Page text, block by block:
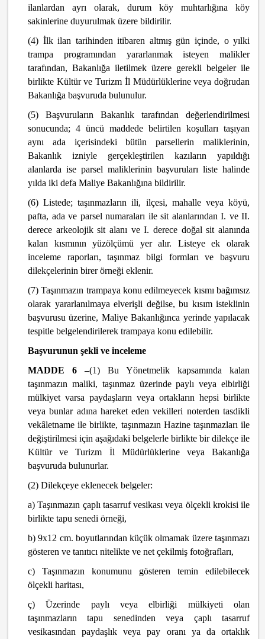
ilanlardan ayrı olarak, durum köy muhtarlığına köy
sakinlerine duyurulmak üzere bildirilir.
(4) İlk ilan tarihinden itibaren altmış gün içinde, o yılki
trampa programından yararlanmak isteyen malikler
tarafından, Bakanlığa iletilmek üzere gerekli belgeler ile
birlikte Kültür ve Turizm İl Müdürlüklerine veya doğrudan
Bakanlığa başvuruda bulunulur.
(5) Başvuruların Bakanlık tarafından değerlendirilmesi
sonucunda; 4 üncü maddede belirtilen koşulları taşıyan
aynı ada içerisindeki bütün parsellerin maliklerinin,
Bakanlık izniyle gerçekleştirilen kazıların yapıldığı
alanlarda ise parsel maliklerinin başvuruları liste halinde
yılda iki defa Maliye Bakanlığına bildirilir.
(6) Listede; taşınmazların ili, ilçesi, mahalle veya köyü,
pafta, ada ve parsel numaraları ile sit alanlarından I. ve II.
derece arkeolojik sit alanı ve I. derece doğal sit alanında
kalan kısmının yüzölçümü yer alır. Listeye ek olarak
inceleme raporları, taşınmaz bilgi formları ve başvuru
dilekçelerinin birer örneği eklenir.
(7) Taşınmazın trampaya konu edilmeyecek kısmı bağımsız
olarak yararlanılmaya elverişli değilse, bu kısım isteklinin
başvurusu üzerine, Maliye Bakanlığınca yerinde yapılacak
tespitle belgelendirilerek trampaya konu edilebilir.
Başvurunun şekli ve inceleme
MADDE 6 –(1) Bu Yönetmelik kapsamında kalan
taşınmazın maliki, taşınmaz üzerinde paylı veya elbirliği
mülkiyet varsa paydaşların veya ortakların hepsi birlikte
veya bunlar adına hareket eden vekilleri noterden tasdikli
vekâletname ile birlikte, taşınmazın Hazine taşınmazları ile
değiştirilmesi için aşağıdaki belgelerle birlikte bir dilekçe ile
Kültür ve Turizm İl Müdürlüklerine veya Bakanlığa
başvuruda bulunurlar.
(2) Dilekçeye eklenecek belgeler:
a) Taşınmazın çaplı tasarruf vesikası veya ölçekli krokisi ile
birlikte tapu senedi örneği,
b) 9x12 cm. boyutlarından küçük olmamak üzere taşınmazı
gösteren ve tanıtıcı nitelikte ve net çekilmiş fotoğrafları,
c) Taşınmazın konumunu gösteren temin edilebilecek
ölçekli haritası,
ç) Üzerinde paylı veya elbirliği mülkiyeti olan
taşınmazların tapu senedinden veya çaplı tasarruf
vesikasından paydaşlık veya pay oranı ya da ortaklık